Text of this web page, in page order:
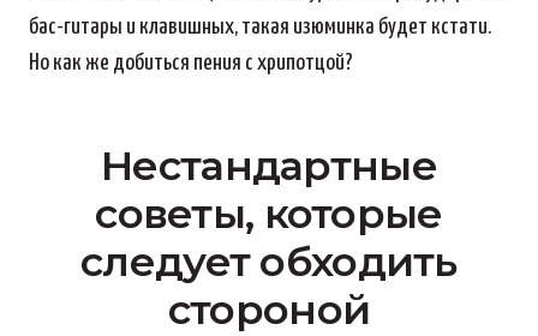
бас-гитары и клавишных, такая изюминка будет кстати.
Но как же добиться пения с хрипотцой?
Нестандартные
советы, которые
следует обходить
стороной